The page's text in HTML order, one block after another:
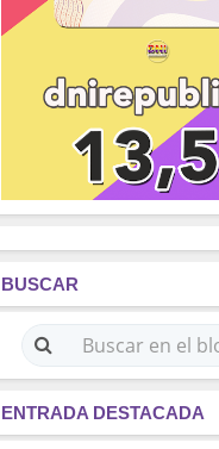
BUSCAR
ENTRADA DESTACADA